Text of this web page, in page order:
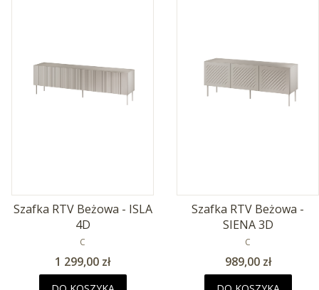
Szafka RTV Beżowa - ISLA
4D
PRODUCENT
C
Cena
1 299,00 zł
Szafka RTV Beżowa -
SIENA 3D
PRODUCENT
C
Cena
989,00 zł